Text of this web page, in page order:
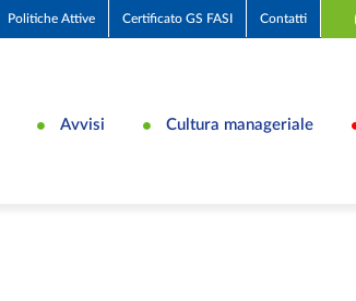
Politiche Attive Certificato GS FASI Contatti
Avvisi Cultura manageriale